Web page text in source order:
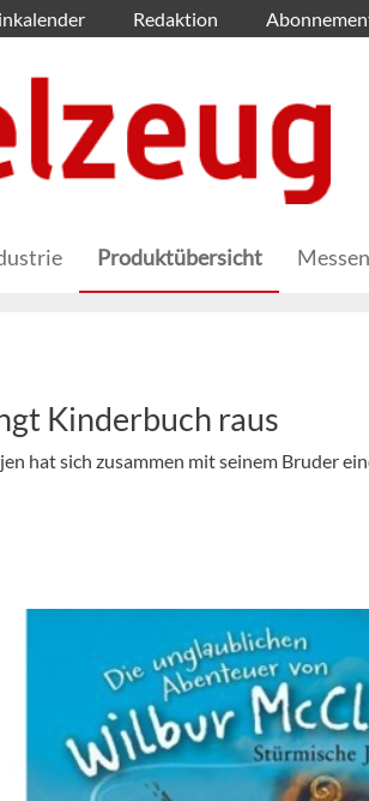
Redaktion
Produktübersicht Messen
Kinderbuch raus
hat sich zusammen mit seinem Bruder